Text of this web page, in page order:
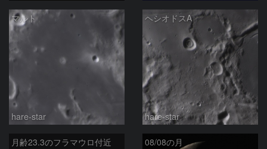
マルト
hare-star
ヘシオドスA
hare-star
月齢23.3のフラマウロ付近 08/08の月